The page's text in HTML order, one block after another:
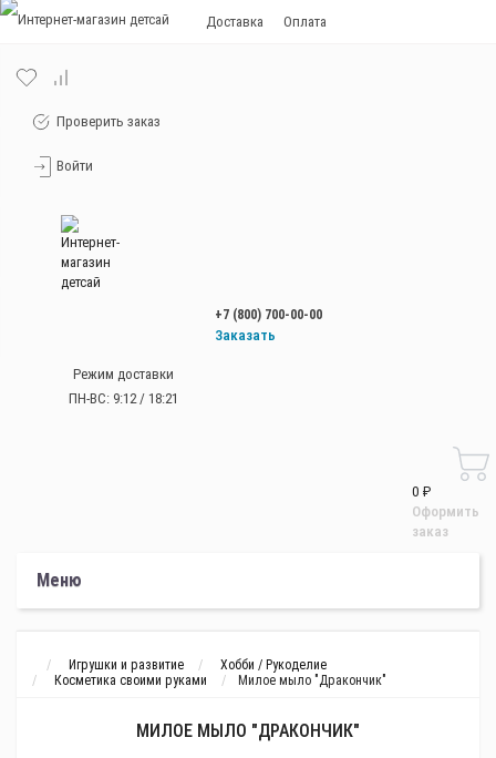
Доставка Оплата
Проверить заказ
Войти
+7 (800) 700-00-00
Заказать
Режим доставки
ПН-ВС: 9:12 / 18:21
0 ₽
Оформить
заказ
Меню
Игрушки и развитие
Хобби / Рукоделие
Косметика своими руками
Милое мыло "Дракончик"
МИЛОЕ МЫЛО "ДРАКОНЧИК"